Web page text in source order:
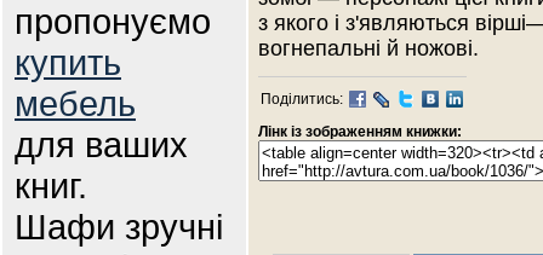
пропонуємо
купить
мебель
для ваших
книг.
Шафи зручні
з якого і з'являються
вогнепальні й ножові.
Поділитись:
Лінк із зображенням книжки: